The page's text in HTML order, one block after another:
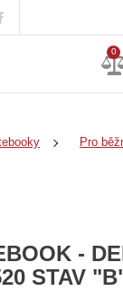
0
Pro
-
STAV